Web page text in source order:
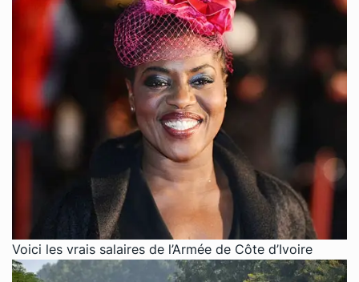
Voici les vrais salaires de l’Armée de Côte d’Ivoire